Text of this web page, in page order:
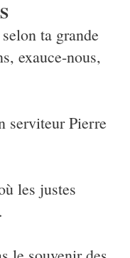
ta grande
exauce-nous,
serviteur Pierre
les justes